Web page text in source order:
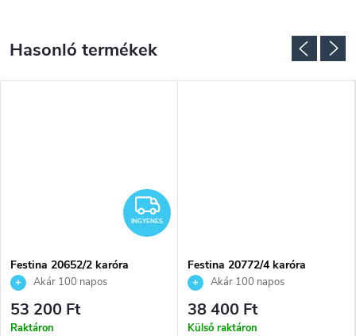
INGYENES
INGYENES
Festina 20652/2 karóra
Akár 100 napos
visszaküldési lehetőség. Hivatalos
márkakereskedő.
53 200 Ft
Raktáron
Festina 20772/4 karóra
Akár 100 napos
visszaküldési lehetőség. Hivatalos
márkakereskedő.
38 400 Ft
Külső raktáron